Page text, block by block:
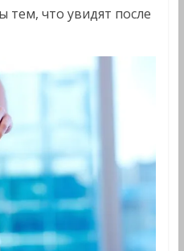
тем, что увидят после